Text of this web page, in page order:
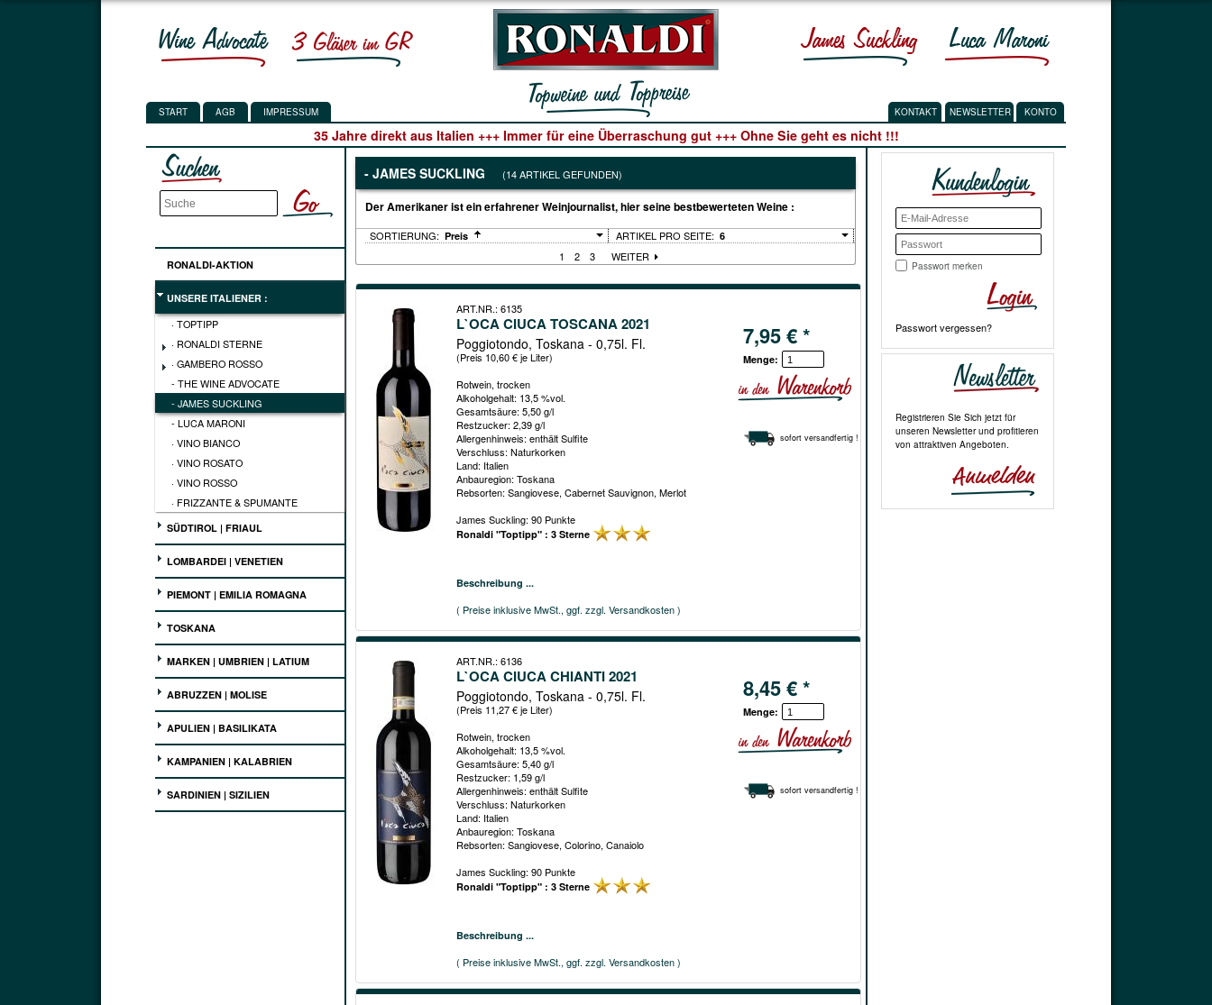
START AGB IMPRESSUM KONTAKT NEWSLETTER KONTO
35 Jahre direkt aus Italien +++ Immer für eine Überraschung gut +++ Ohne Sie geht es nicht !!!
RONALDI-AKTION
UNSERE ITALIENER :
· TOPTIPP
· RONALDI STERNE
· GAMBERO ROSSO
- THE WINE ADVOCATE
- JAMES SUCKLING
- LUCA MARONI
· VINO BIANCO
· VINO ROSATO
· VINO ROSSO
· FRIZZANTE & SPUMANTE
SÜDTIROL | FRIAUL
LOMBARDEI | VENETIEN
PIEMONT | EMILIA ROMAGNA
TOSKANA
MARKEN | UMBRIEN | LATIUM
ABRUZZEN | MOLISE
APULIEN | BASILIKATA
KAMPANIEN | KALABRIEN
SARDINIEN | SIZILIEN
- JAMES SUCKLING (14 ARTIKEL GEFUNDEN)
Der Amerikaner ist ein erfahrener Weinjournalist, hier seine bestbewerteten Weine :
Preis ARTIKEL PRO SEITE: 6
1 2 3 WEITER
ART.NR.: 6135
L`OCA CIUCA TOSCANA 2021
Poggiotondo, Toskana - 0,75l. Fl.
(Preis 10,60 € je Liter)
Rotwein, trocken
Alkoholgehalt: 13,5 %vol.
Gesamtsäure: 5,50 g/l
Restzucker: 2,39 g/l
Allergenhinweis: enthält Sulfite
Verschluss: Naturkorken
Land: Italien
Anbauregion: Toskana
Rebsorten: Sangiovese, Cabernet Sauvignon, Merlot
James Suckling: 90 Punkte
Ronaldi "Toptipp" : 3 Sterne
Beschreibung ...
( Preise inklusive MwSt., ggf. zzgl. Versandkosten )
7,95 € *
Menge:
sofort versandfertig !
ART.NR.: 6136
L`OCA CIUCA CHIANTI 2021
Poggiotondo, Toskana - 0,75l. Fl.
(Preis 11,27 € je Liter)
Rotwein, trocken
Alkoholgehalt: 13,5 %vol.
Gesamtsäure: 5,40 g/l
Restzucker: 1,59 g/l
Allergenhinweis: enthält Sulfite
Verschluss: Naturkorken
Land: Italien
Anbauregion: Toskana
Rebsorten: Sangiovese, Colorino, Canaiolo
James Suckling: 90 Punkte
Ronaldi "Toptipp" : 3 Sterne
Beschreibung ...
( Preise inklusive MwSt., ggf. zzgl. Versandkosten )
8,45 € *
Menge:
sofort versandfertig !
Passwort merken
Passwort vergessen?
Registrieren Sie Sich jetzt für
unseren Newsletter und profitieren
von attraktiven Angeboten.